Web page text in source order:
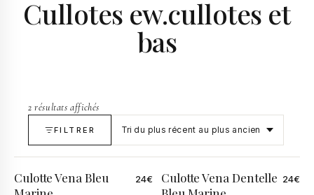
Cullotes ew.cullotes et
bas
2 résultats affichés
FILTRER
Culotte Vena Bleu
24€
Culotte Vena Dentelle 24€